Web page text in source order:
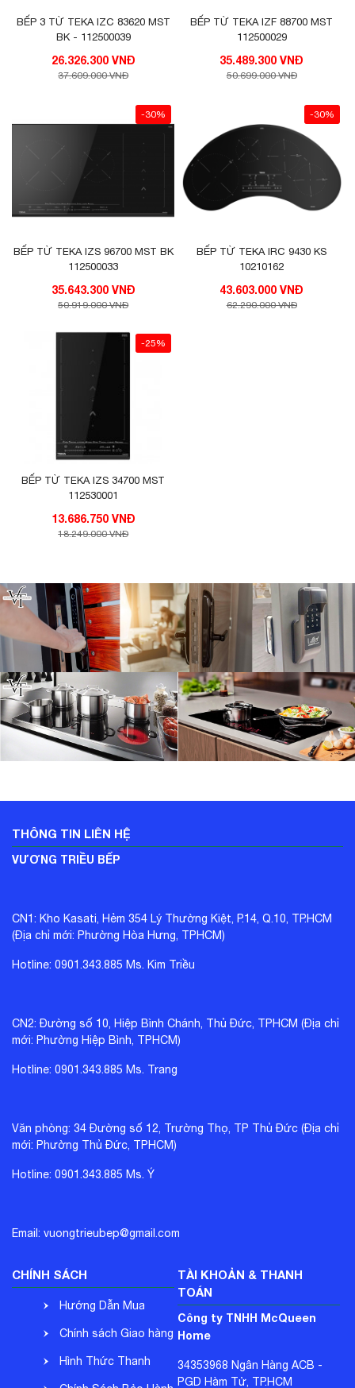
BẾP 3 TỪ TEKA IZC 83620 MST
BK - 112500039
26.326.300 VNĐ
37.609.000 VNĐ
BẾP TỪ TEKA IZF 88700 MST
112500029
35.489.300 VNĐ
50.699.000 VNĐ
-30%
BẾP TỪ TEKA IZS 96700 MST BK
112500033
35.643.300 VNĐ
50.919.000 VNĐ
-30%
BẾP TỪ TEKA IRC 9430 KS
10210162
43.603.000 VNĐ
62.290.000 VNĐ
-25%
BẾP TỪ TEKA IZS 34700 MST
112530001
13.686.750 VNĐ
18.249.000 VNĐ
THÔNG TIN LIÊN HỆ
VƯƠNG TRIỀU BẾP
CN1: Kho Kasati, Hẻm 354 Lý Thường Kiệt, P.14, Q.10, TP.HCM
(Địa chỉ mới: Phường Hòa Hưng, TPHCM)
Hotline: 0901.343.885 Ms. Kim Triều
CN2: Đường số 10, Hiệp Bình Chánh, Thủ Đức, TPHCM (Địa chỉ
mới: Phường Hiệp Bình, TPHCM)
Hotline: 0901.343.885 Ms. Trang
Văn phòng: 34 Đường số 12, Trường Thọ, TP Thủ Đức (Địa chỉ
mới: Phường Thủ Đức, TPHCM)
Hotline: 0901.343.885 Ms. Ý
Email: vuongtrieubep@gmail.com
CHÍNH SÁCH
Hướng Dẫn Mua
Hàng
Chính sách Giao hàng
- Nhận hàng
Hình Thức Thanh
TÀI KHOẢN & THANH
TOÁN
Công ty TNHH McQueen
Home
34353968 Ngân Hàng ACB -
PGD Hàm Tử, TP.HCM